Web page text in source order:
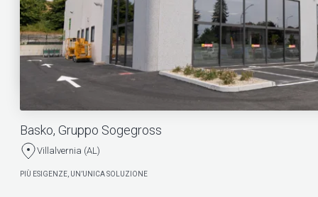
Basko, Gruppo Sogegross
Villalvernia (AL)
PIÙ ESIGENZE, UN’UNICA SOLUZIONE